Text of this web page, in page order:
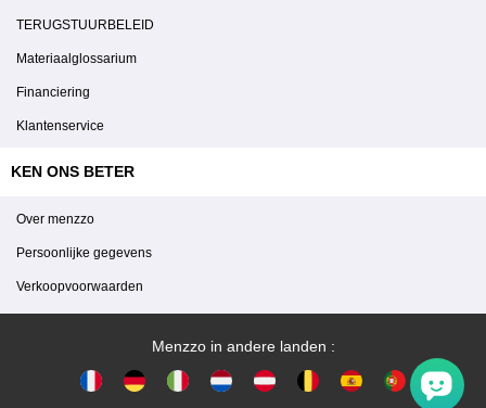
TERUGSTUURBELEID
Materiaalglossarium
Financiering
Klantenservice
KEN ONS BETER
Over menzzo
Persoonlijke gegevens
Verkoopvoorwaarden
Menzzo in andere landen :